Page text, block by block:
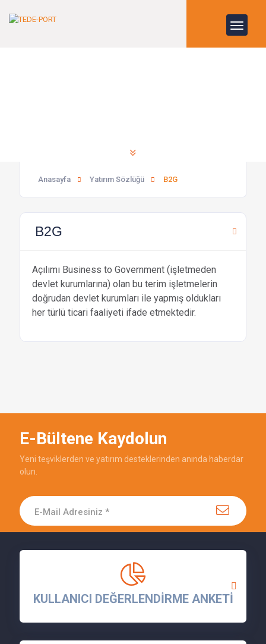
Anasayfa Yatırım Sözlüğü B2G
B2G
Açılımı Business to Government (işletmeden
devlet kurumlarına) olan bu terim işletmelerin
doğrudan devlet kurumları ile yapmış oldukları
her türlü ticari faaliyeti ifade etmektedir.
E-Bültene Kaydolun
Yeni teşviklerden ve yatırım desteklerinden anında haberdar
olun.
KULLANICI DEĞERLENDİRME ANKETİ